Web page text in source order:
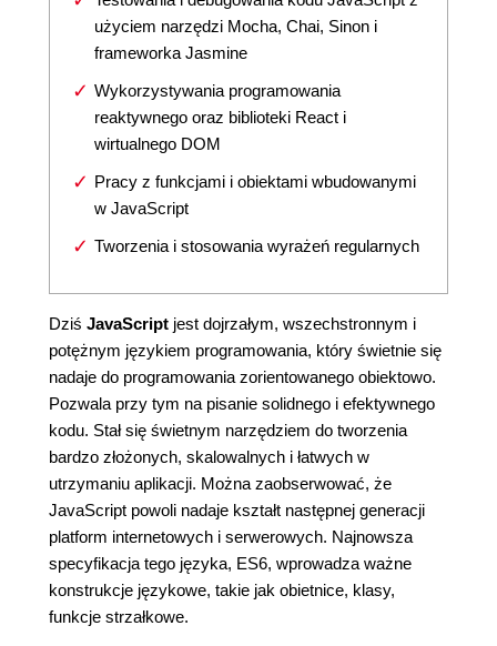
użyciem narzędzi Mocha, Chai, Sinon i
frameworka Jasmine
Wykorzystywania programowania
reaktywnego oraz biblioteki React i
wirtualnego DOM
Pracy z funkcjami i obiektami wbudowanymi
w JavaScript
Tworzenia i stosowania wyrażeń regularnych
Dziś JavaScript jest dojrzałym, wszechstronnym i
potężnym językiem programowania, który świetnie się
nadaje do programowania zorientowanego obiektowo.
Pozwala przy tym na pisanie solidnego i efektywnego
kodu. Stał się świetnym narzędziem do tworzenia
bardzo złożonych, skalowalnych i łatwych w
utrzymaniu aplikacji. Można zaobserwować, że
JavaScript powoli nadaje kształt następnej generacji
platform internetowych i serwerowych. Najnowsza
specyfikacja tego języka, ES6, wprowadza ważne
konstrukcje językowe, takie jak obietnice, klasy,
funkcje strzałkowe.